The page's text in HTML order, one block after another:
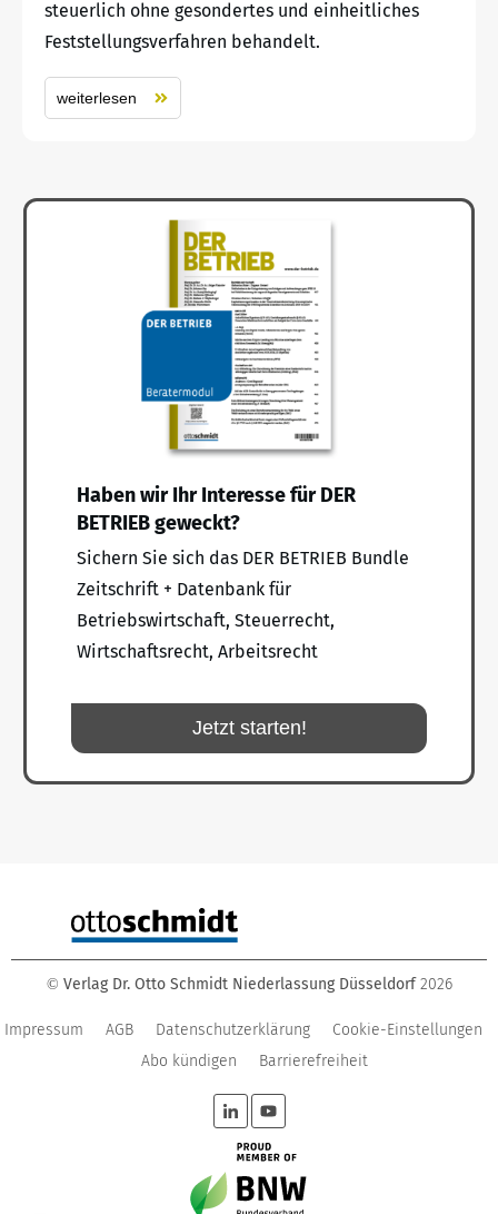
steuerlich ohne gesondertes und einheitliches
Feststellungsverfahren behandelt.
weiterlesen
Haben wir Ihr Interesse für DER
BETRIEB geweckt?
Sichern Sie sich das DER BETRIEB Bundle
Zeitschrift + Datenbank für
Betriebswirtschaft, Steuerrecht,
Wirtschaftsrecht, Arbeitsrecht
Jetzt starten!
© Verlag Dr. Otto Schmidt Niederlassung Düsseldorf 2026
Impressum AGB Datenschutzerklärung
Cookie-Einstellungen
Abo kündigen
Barrierefreiheit